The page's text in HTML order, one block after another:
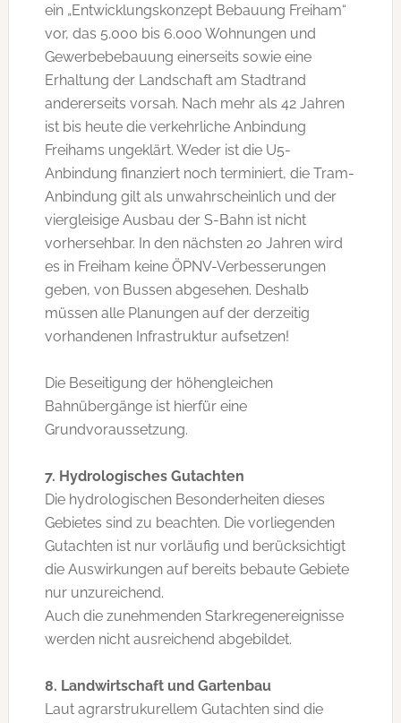
ein „Entwicklungskonzept Bebauung Freiham“
vor, das 5.000 bis 6.000 Wohnungen und
Gewerbebebauung einerseits sowie eine
Erhaltung der Landschaft am Stadtrand
andererseits vorsah. Nach mehr als 42 Jahren
ist bis heute die verkehrliche Anbindung
Freihams ungeklärt. Weder ist die U5-
Anbindung finanziert noch terminiert, die Tram-
Anbindung gilt als unwahrscheinlich und der
viergleisige Ausbau der S-Bahn ist nicht
vorhersehbar. In den nächsten 20 Jahren wird
es in Freiham keine ÖPNV-Verbesserungen
geben, von Bussen abgesehen. Deshalb
müssen alle Planungen auf der derzeitig
vorhandenen Infrastruktur aufsetzen!
Die Beseitigung der höhengleichen
Bahnübergänge ist hierfür eine
Grundvoraussetzung.
7. Hydrologisches Gutachten
Die hydrologischen Besonderheiten dieses
Gebietes sind zu beachten. Die vorliegenden
Gutachten ist nur vorläufig und berücksichtigt
die Auswirkungen auf bereits bebaute Gebiete
nur unzureichend.
Auch die zunehmenden Starkregenereignisse
werden nicht ausreichend abgebildet.
8. Landwirtschaft und Gartenbau
Laut agrarstrukurellem Gutachten sind die